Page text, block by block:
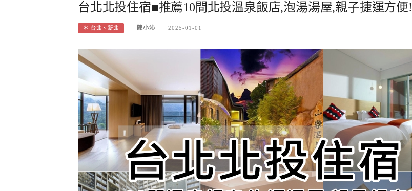
台北北投住宿■推薦10間北投溫泉飯店,泡湯湯屋,親子捷運方便!
＊ 台北、新北 陳小沁 2025-01-01